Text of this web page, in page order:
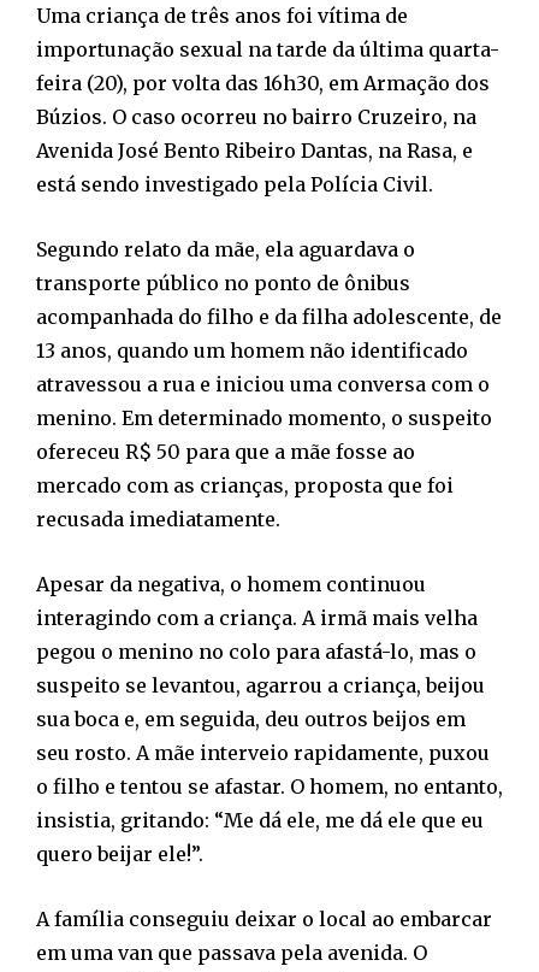
Uma criança de três anos foi vítima de
importunação sexual na tarde da última quarta-
feira (20), por volta das 16h30, em Armação dos
Búzios. O caso ocorreu no bairro Cruzeiro, na
Avenida José Bento Ribeiro Dantas, na Rasa, e
está sendo investigado pela Polícia Civil.
Segundo relato da mãe, ela aguardava o
transporte público no ponto de ônibus
acompanhada do filho e da filha adolescente, de
13 anos, quando um homem não identificado
atravessou a rua e iniciou uma conversa com o
menino. Em determinado momento, o suspeito
ofereceu R$ 50 para que a mãe fosse ao
mercado com as crianças, proposta que foi
recusada imediatamente.
Apesar da negativa, o homem continuou
interagindo com a criança. A irmã mais velha
pegou o menino no colo para afastá-lo, mas o
suspeito se levantou, agarrou a criança, beijou
sua boca e, em seguida, deu outros beijos em
seu rosto. A mãe interveio rapidamente, puxou
o filho e tentou se afastar. O homem, no entanto,
insistia, gritando: “Me dá ele, me dá ele que eu
quero beijar ele!”.
A família conseguiu deixar o local ao embarcar
em uma van que passava pela avenida. O